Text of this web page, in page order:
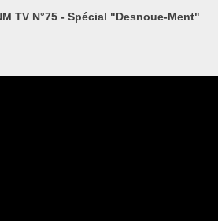
TV N°75 - Spécial "Desnoue-Ment"